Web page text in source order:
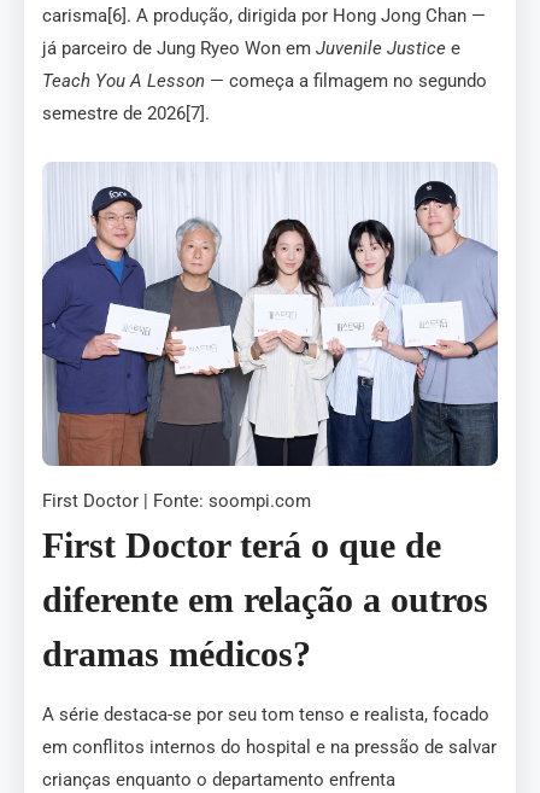
carisma[6]. A produção, dirigida por Hong Jong Chan —
já parceiro de Jung Ryeo Won em Juvenile Justice e
Teach You A Lesson — começa a filmagem no segundo
semestre de 2026[7].
First Doctor | Fonte: soompi.com
First Doctor terá o que de
diferente em relação a outros
dramas médicos?
A série destaca-se por seu tom tenso e realista, focado
em conflitos internos do hospital e na pressão de salvar
crianças enquanto o departamento enfrenta